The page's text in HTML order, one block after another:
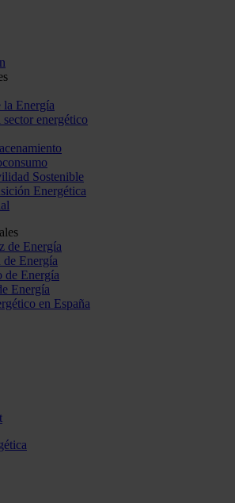
la Energía
sector energético
Sostenible
Energética
de Energía
de Energía
de Energía
Energía
en España